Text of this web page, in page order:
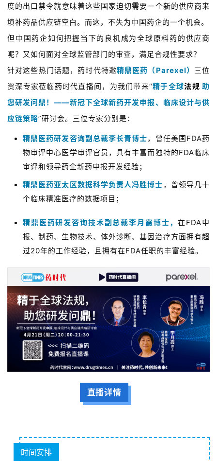
度的出口禁令就意味着这些国家迫切需要一个新的供应商来
填补药品供应链空白。而这，不失为中国药企的一个机会。
但中国药企如何把握当下的良机成为全球原料药的供应商
呢？又如何面对全球监管部门的审查，满足合规性要求？
针对这些热门话题，药时代特邀精鼎医药（Parexel） 三位
资深专家莅临药时代直播间 ，为我们带来“精于全球法规 助
您研发问鼎！——新冠下全球新药开发申报、临床设计与供
应链策略”研讨会。三位专家分别是：
精鼎医药研发咨询副总裁李长青博士，曾任美国FDA药
物审评中心医学审评官员，具有丰富而独特的FDA临床
审评和领导药企新药申报开发经验；
精鼎医药亚太区数据科学负责人冯胜博士 ，
曾领导几十
个临床精准医疗的数据项目；
精鼎医药研发咨询技术副总裁李月霞博士，在FDA申
报、制药、生物技术、体外诊断、基因治疗方面拥有超
过20年的工作经验，且拥有在FDA任职的丰富经验。
直播详情
时间安排